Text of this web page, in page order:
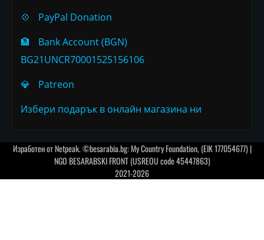
💠
PayPal Donation
🏦
Bank Account (BGN)
BG21UNCR70001525156106
💎
Patreon
Избери подарък в онлайн магазина ни
Изработен отNetpeak. ©besarabia.bg: My Country Foundation, (EIK 177054677) |
NGO BESARABSKI FRONT (USREOU code 45447863)
2021-2026